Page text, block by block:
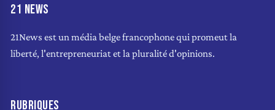
21 NEWS
21News est un média belge francophone qui promeut la
liberté, l'entrepreneuriat et la pluralité d'opinions.
RUBRIQUES